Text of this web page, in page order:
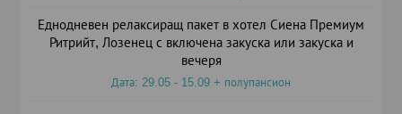
Еднодневен релаксиращ пакет в хотел Сиена Премиум
Ритрийт, Лозенец с включена закуска или закуска и
вечеря
Дата: 29.05 - 15.09 + полупансион